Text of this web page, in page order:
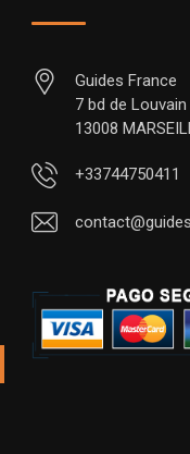
Guides France
7 bd de Louvain
13008
+33744750411